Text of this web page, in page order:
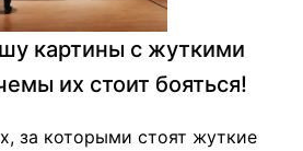
картины с жуткими
их стоит бояться!
за которыми стоят жуткие